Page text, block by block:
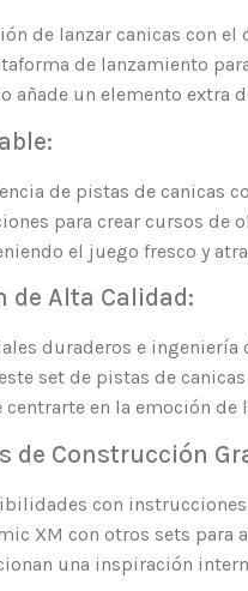
de lanzar canicas con
de lanzamiento
añade un elemento extra
de pistas de canicas
para crear cursos de
el juego fresco y
de Alta Calidad:
duraderos e
set de pistas de
en la emoción
de Construcción
con
XM con otros sets para
una inspiración